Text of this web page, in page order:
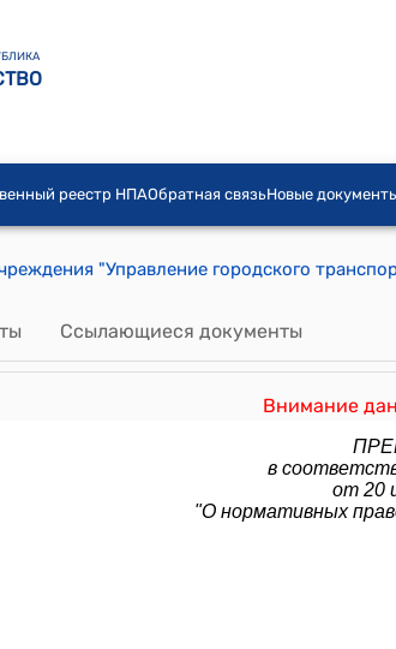
реестр НПАОбратная связьНовые
Ссылающиеся документы
Внимание